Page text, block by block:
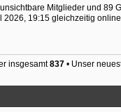
Mitglieder und 89
19:15 gleichzeitig online
insgesamt837• Unser